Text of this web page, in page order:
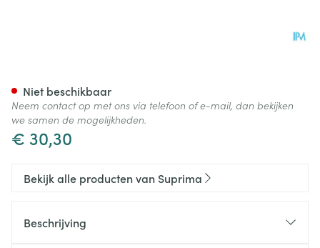
€ 30,30
Niet beschikbaar
Neem contact op met ons via telefoon of e-mail, dan bekijken
we samen de mogelijkheden.
Bekijk alle producten van Suprima
Beschrijving